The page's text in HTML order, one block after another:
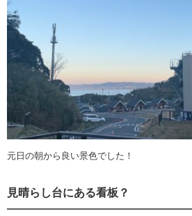
元日の朝から良い景色でした！
見晴らし台にある看板？